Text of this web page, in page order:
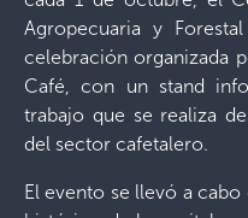
Agropecuaria y
celebración organizada
Café, con un stand
trabajo que se realiza
del sector cafetalero.
El evento se llevó a